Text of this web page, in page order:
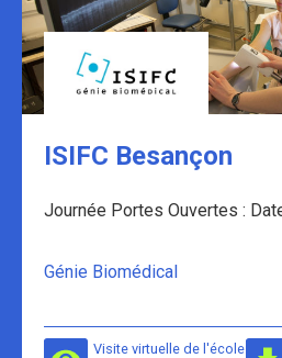
ISIFC Besançon
Journée Portes Ouvertes :
Génie Biomédical
Visite virtuelle de l'école